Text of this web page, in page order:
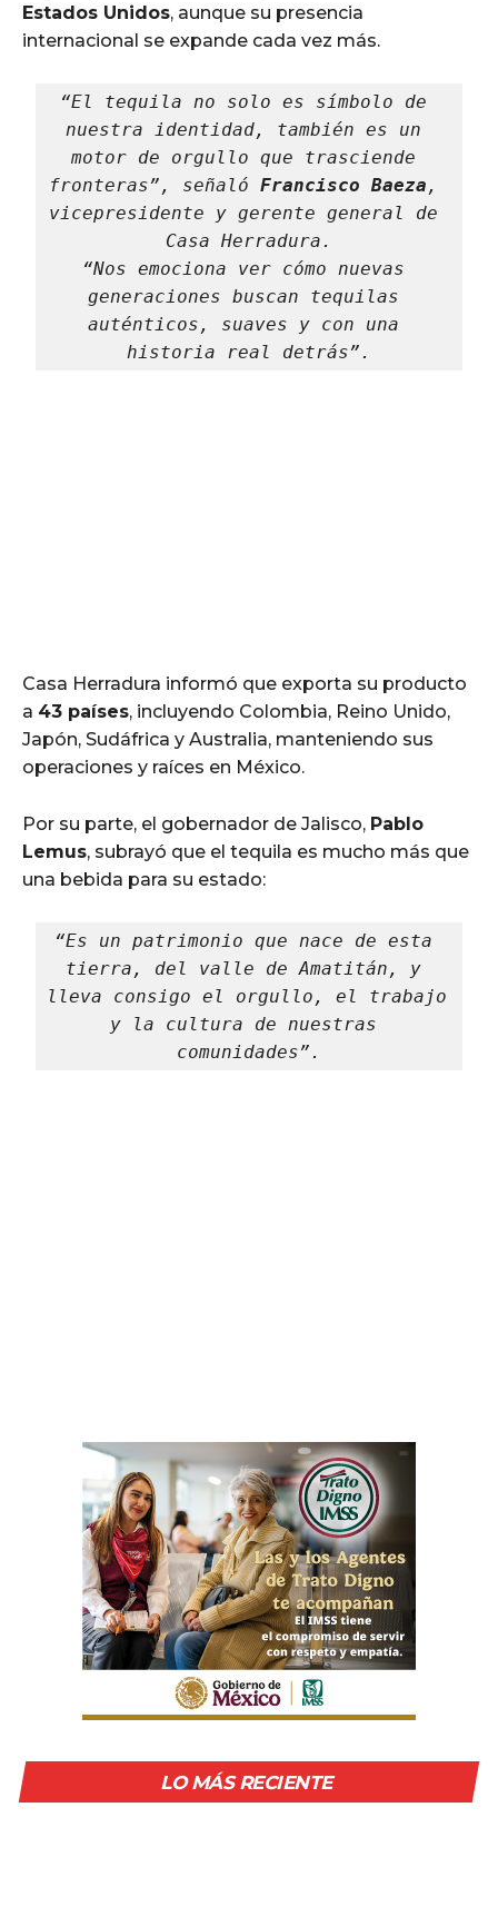
Estados Unidos, aunque su presencia
internacional se expande cada vez más.
“El tequila no solo es símbolo de
nuestra identidad, también es un
motor de orgullo que trasciende
fronteras”, señaló Francisco Baeza ,
Casa Herradura.
“Nos emociona ver cómo nuevas
generaciones buscan tequilas
auténticos, suaves y con una
historia real detrás”.
Casa Herradura informó que exporta su producto
a 43 países, incluyendo Colombia, Reino Unido,
Japón, Sudáfrica y Australia, manteniendo sus
operaciones y raíces en México.
Por su parte, el gobernador de Jalisco, Pablo
Lemus, subrayó que el tequila es mucho más que
una bebida para su estado:
“Es un patrimonio que nace de esta
tierra, del valle de Amatitán, y
lleva consigo el orgullo, el trabajo
y la cultura de nuestras
comunidades”.
LO MÁS RECIENTE